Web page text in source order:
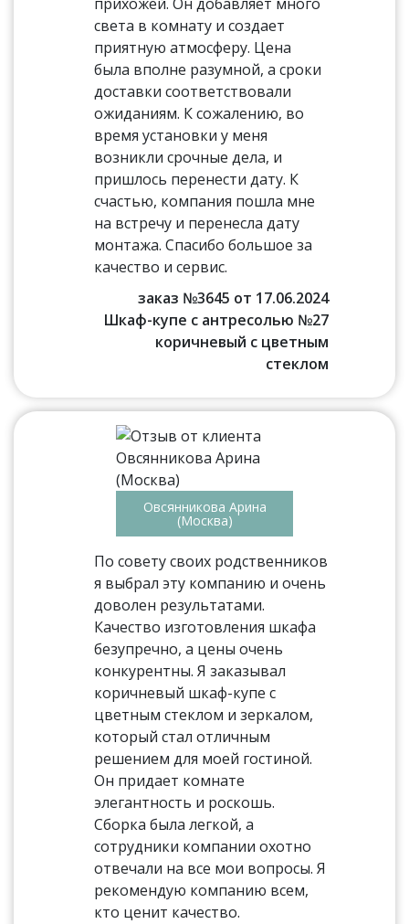
света в комнату и создает
приятную атмосферу. Цена
была вполне разумной, а сроки
доставки соответствовали
ожиданиям. К сожалению, во
время установки у меня
возникли срочные дела, и
пришлось перенести дату. К
счастью, компания пошла мне
на встречу и перенесла дату
монтажа. Спасибо большое за
качество и сервис.
заказ №3645 от 17.06.2024
Шкаф-купе с антресолью №27
коричневый с цветным
стеклом
Овсянникова Арина
(Москва)
По совету своих родственников
я выбрал эту компанию и очень
доволен результатами.
Качество изготовления шкафа
безупречно, а цены очень
конкурентны. Я заказывал
коричневый шкаф-купе с
цветным стеклом и зеркалом,
который стал отличным
решением для моей гостиной.
Он придает комнате
элегантность и роскошь.
Сборка была легкой, а
сотрудники компании охотно
отвечали на все мои вопросы. Я
рекомендую компанию всем,
кто ценит качество.